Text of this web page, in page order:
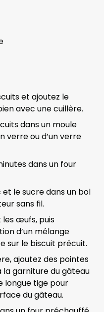
et ajoutez le
avec une cuillère.
dans un moule
verre ou d’un verre
dans un four
le sucre dans un bol
sans fil.
œufs, puis
d’un mélange
sur le biscuit précuit.
ajoutez des pointes
la garniture du gâteau
longue tige pour
du gâteau.